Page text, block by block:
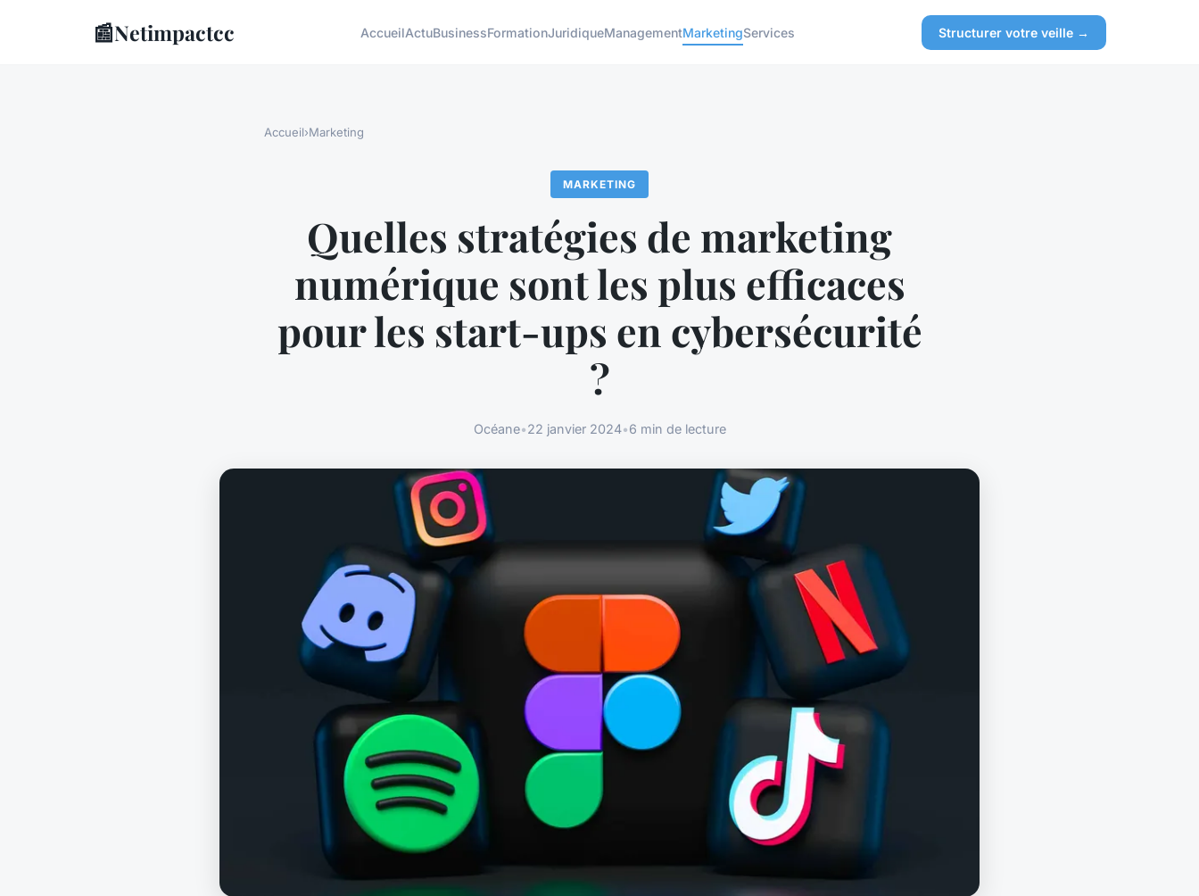
📰Netimpactcc AccueilActuBusinessFormationJuridiqueManagementMarketingServices Structurer votre veille →
Accueil›Marketing
MARKETING
Quelles stratégies de marketing
numérique sont les plus efficaces
pour les start-ups en cybersécurité
?
Océane•22 janvier 2024•6 min de lecture